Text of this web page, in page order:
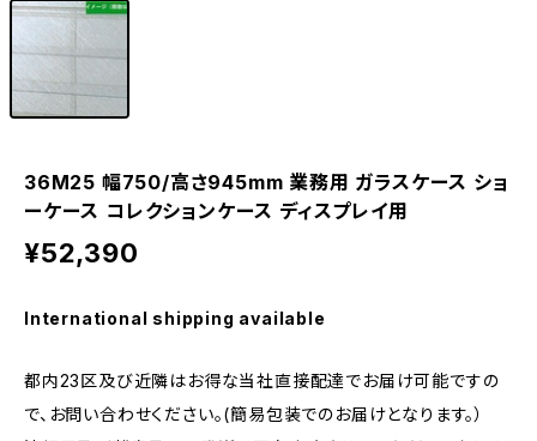
36M25 幅750/高さ945mm 業務用 ガラスケース ショ
ーケース コレクションケース ディスプレイ用
¥52,390
International shipping available
都内23区及び近隣はお得な当社直接配達でお届け可能ですの
で、お問い合わせください。(簡易包装でのお届けとなります。）